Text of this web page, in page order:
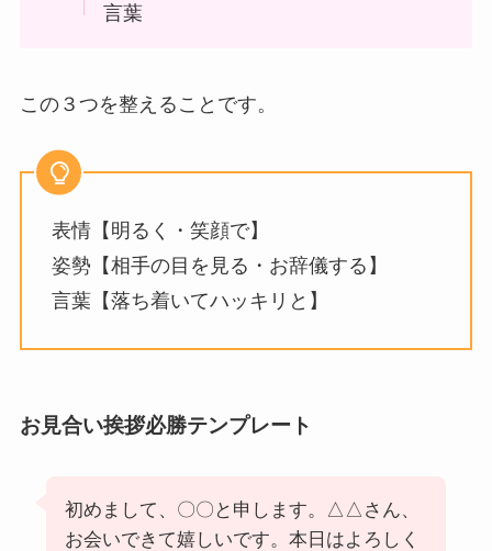
言葉
この３つを整えることです。
表情【明るく・笑顔で】
姿勢【相手の目を見る・お辞儀する】
言葉【落ち着いてハッキリと】
お見合い挨拶必勝テンプレート
初めまして、〇〇と申します。△△さん、
お会いできて嬉しいです。本日はよろしく